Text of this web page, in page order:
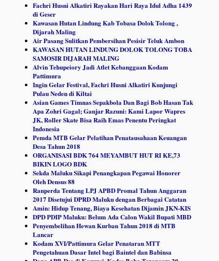
Fachri Husni Alkatiri Rayakan Hari Raya Idul Adha 1439
di Geser
Kawasan Hutan Lindung Kab Tobasa Dolok Tolong ,
Dijarah Maling
Air Pasang Sulitkan Pembersihan Pesisir Teluk Ambon
KAWASAN HUTAN LINDUNG DOLOK TOLONG TOBA
SAMOSIR DIJARAH MALING
Alvin Tehupeiory Jadi Atlet Kebanggaan Kodam
Pattimura
Ingin Gelar Festival, Fachri Husni Alkatiri Kunjungi
Pulau Neden di Kiltai
Asian Games Timnas Sepakbola Dan Bagi Bob Hasan Tak
Apa Zohri Gagal; Ganjar Razuni: Kami Lapor Wapres
JK, Roller Skate Bisa Raih Emas Penentu Peringkat
Indonesia
Pemda MTB Gelar Pelatihan Penatausahaan Keuangan
Desa Tahun 2018
ORGANISASI BDK 764 MEYAMBUT HUT RI KE,73
BIKIN LOGO BDK
Sekda Maluku Sikapi Penangkapan Pegawai Honorer
Oleh Densus 88
Ranperda Tentang LPJ APBD Promal Tahun Anggaran
2017 Disetujui DPRD Maluku dengan Berbagai Catatan
Amin: Hidup Tenang, Biaya Kesehatan Dijamin JKN-KIS
DPD PDIP Maluku: Belum Ada Calon Wakil Bupati MBD
Penyembelihan Hewan Kurban Tahun 2018 di MTB
Lancar
Kodam XVI/Pattimura Gelar Penataran MTT
Pengetahuan Dasar Intel bagi Baintel dan Babinsa